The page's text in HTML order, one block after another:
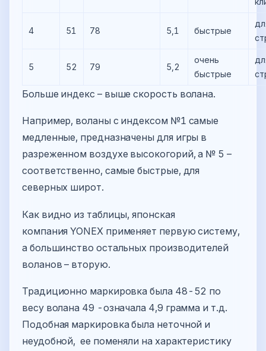
4 51 78 5,1 быстрые
5 52 79 5,2
очень
быстрые
Больше индекс – выше скорость волана.
Например, воланы с индексом №1 самые
медленные, предназначены для игры в
разреженном воздухе высокогорий, а № 5 –
соответственно, самые быстрые, для
северных широт.
Как видно из таблицы, японская
компания YONEX применяет первую систему,
а большинство остальных производителей
воланов – вторую.
Традиционно маркировка была 48-52 по
весу волана 49 -означала 4,9 грамма и т.д.
Подобная маркировка была неточной и
неудобной, ее поменяли на характеристику